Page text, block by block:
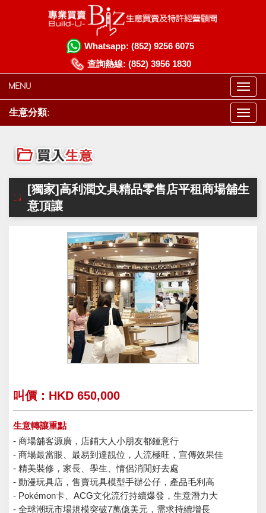
Whatsapp: (852) 9256 6075
查詢熱線: (852) 3956 1830
MENU
生意分類:
[獨家]高利潤文具精品零售店平租商場舖生
意頂讓
叫價：HKD 650,000
生意轉讓重點
- 商場舖客源廣，店鋪大人小朋友都鍾意行
- 商場最當眼、最易到達靚位，人流極旺，宣傳效果佳
- 精美裝修，家長、學生、情侶消閒好去處
- 動漫玩具店，售賣玩具模型手辦公仔，產品毛利高
- Pokémon卡、ACG文化流行持續爆發，生意潛力大
- 全球潮玩市場規模突破7萬億美元，需求持續增長